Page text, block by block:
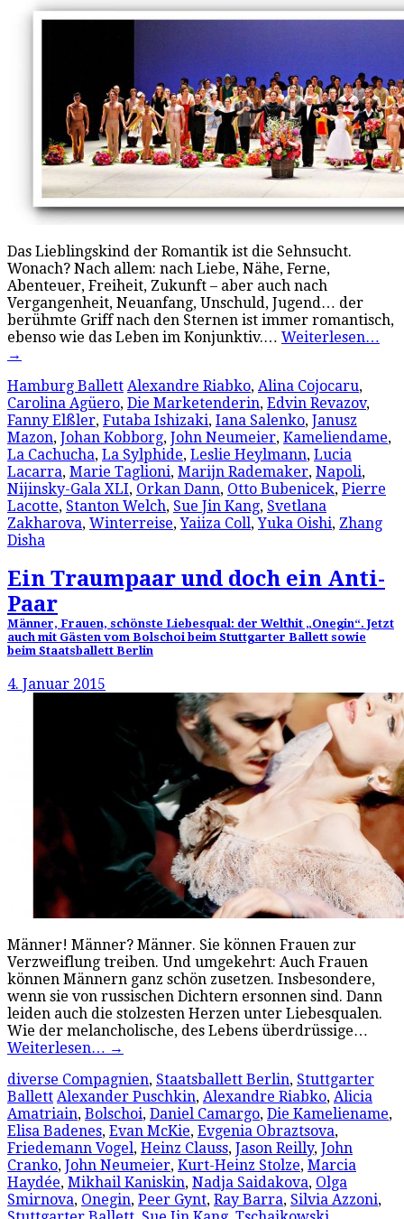
Das Lieblingskind der Romantik ist die Sehnsucht.
Wonach? Nach allem: nach Liebe, Nähe, Ferne,
Abenteuer, Freiheit, Zukunft – aber auch nach
Vergangenheit, Neuanfang, Unschuld, Jugend… der
berühmte Griff nach den Sternen ist immer romantisch,
ebenso wie das Leben im Konjunktiv.… Weiterlesen…
→
Hamburg Ballett Alexandre Riabko, Alina Cojocaru,
Carolina Agüero, Die Marketenderin, Edvin Revazov,
Fanny Elßler, Futaba Ishizaki, Iana Salenko, Janusz
Mazon, Johan Kobborg, John Neumeier, Kameliendame,
La Cachucha, La Sylphide, Leslie Heylmann, Lucia
Lacarra, Marie Taglioni, Marijn Rademaker, Napoli,
Nijinsky-Gala XLI, Orkan Dann, Otto Bubenicek, Pierre
Lacotte, Stanton Welch, Sue Jin Kang, Svetlana
Zakharova, Winterreise,Yaiiza Coll,Yuka Oishi, Zhang
Disha
Ein Traumpaar und doch ein Anti-
Paar
Männer, Frauen, schönste Liebesqual: der Welthit „Onegin“. Jetzt
auch mit Gästen vom Bolschoi beim Stuttgarter Ballett sowie
beim Staatsballett Berlin
4. Januar 2015
Männer! Männer? Männer. Sie können Frauen zur
Verzweiflung treiben. Und umgekehrt: Auch Frauen
können Männern ganz schön zusetzen. Insbesondere,
wenn sie von russischen Dichtern ersonnen sind. Dann
leiden auch die stolzesten Herzen unter Liebesqualen.
Wie der melancholische, des Lebens überdrüssige…
Weiterlesen… →
diverse Compagnien, Staatsballett Berlin, Stuttgarter
Ballett Alexander Puschkin, Alexandre Riabko, Alicia
Amatriain, Bolschoi, Daniel Camargo, Die Kameliename,
Elisa Badenes, Evan McKie, Evgenia Obraztsova,
Friedemann Vogel, Heinz Clauss, Jason Reilly, John
Cranko, John Neumeier, Kurt-Heinz Stolze, Marcia
Haydée, Mikhail Kaniskin, Nadja Saidakova, Olga
Smirnova, Onegin, Peer Gynt, Ray Barra, Silvia Azzoni,